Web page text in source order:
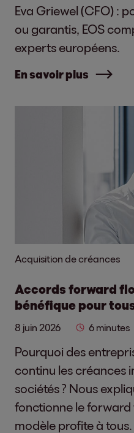
Eva Griewel (CFO) :
ou garantis, EOS
experts européens.
En savoir plus
Acquisition de créances
Accords forward
bénéfique pour
8 juin 2026 6 minutes
Pourquoi des
continu les créances
sociétés ? Nous
fonctionne le
modèle profite à tous.